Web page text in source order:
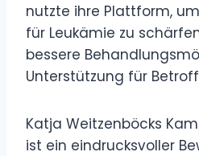
nutzte ihre Plattform,
für Leukämie zu
bessere
Unterstützung für
Katja Weitzenböcks
ist ein eindrucksvoller